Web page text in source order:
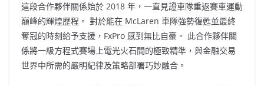
這段合作夥伴關係始於 2018 年，一直見證車隊重返賽車運動
巔峰的輝煌歷程。 對於能在 McLaren 車隊強勢復甦並最終
奪冠的時刻給予支援，FxPro 感到無比自豪。 此合作夥伴關
係將一級方程式賽場上電光火石間的極致精準，與金融交易
世界中所需的嚴明紀律及策略部署巧妙融合。